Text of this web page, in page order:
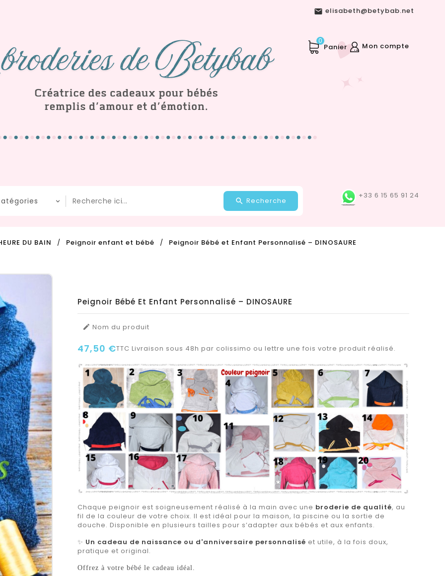
 elisabeth@betybab.net
Mon compte
Panier
0
+33 6 15 65 91 24
Recherche
DU BAIN Peignoir enfant et bébé Peignoir Bébé et Enfant Personnalisé – DINOSAURE
Peignoir Bébé Et Enfant Personnalisé – DINOSAURE
 Nom du produit
47,50 €TTC Livraison sous 48h par colissimo ou lettre une fois votre produit réalisé.
Chaque peignoir est soigneusement réalisé à la main avec une broderie de qualité, au
fil de la couleur de votre choix. Il est idéal pour la maison, la piscine ou la sortie de
douche. Disponible en plusieurs tailles pour s’adapter aux bébés et aux enfants.
✨ Un cadeau de naissance ou d'anniversaire personnalisé et utile, à la fois doux,
pratique et original.
Offrez à votre bébé le cadeau idéal.